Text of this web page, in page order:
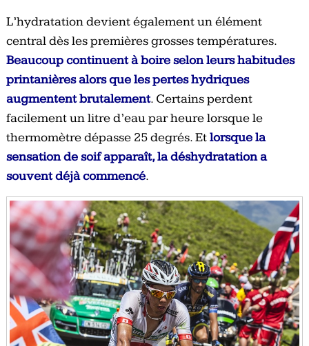
L’hydratation devient également un élément
central dès les premières grosses températures.
Beaucoup continuent à boire selon leurs habitudes
printanières alors que les pertes hydriques
augmentent brutalement. Certains perdent
facilement un litre d’eau par heure lorsque le
thermomètre dépasse 25 degrés. Etlorsque la
sensation de soif apparaît, la déshydratation a
souvent déjà commencé.